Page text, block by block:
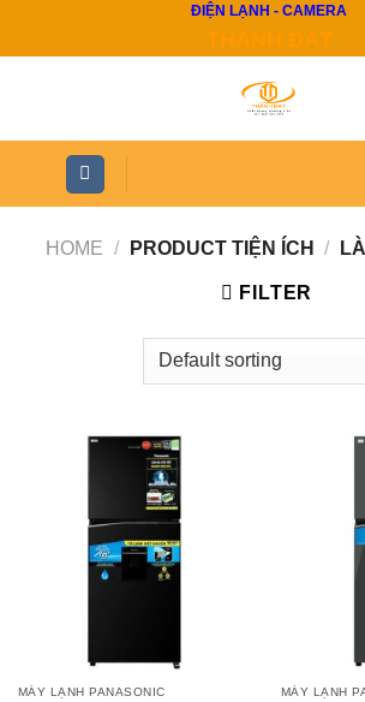
ĐIỆN LẠNH - CAMERA
HOME / PRODUCT TIỆN ÍCH /
FILTER
MÁY LẠNH PANASONIC MÁY LẠNH